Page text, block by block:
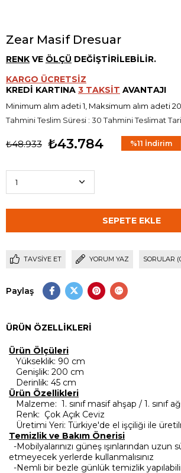
Zear Masif Dresuar
RENK VE ÖLÇÜ DEĞİŞTİRİLEBİLİR.
KARGO ÜCRETSİZ
KREDİ KARTINA 3 TAKSİT AVANTAJI
Minimum alım adeti 1, Maksimum alım adeti 20
Tahmini Teslim Süresi : 30 Tahmini Teslimat
₺48.933 ₺43.784 %11 İndirim
TAVSIYE ET YORUM YAZ SORULAR
Paylaş
ÜRÜN ÖZELLIKLERI
Ürün Ölçüleri
Yükseklik: 90 cm
Genişlik: 200 cm
Derinlik: 45 cm
Ürün Özellikleri
Malzeme: 1. sınıf masif ahşap / 1. sınıf
Renk: Çok Açık Ceviz
Üretimi Yeri: Türkiye'de el işçiliği ile
Temizlik ve Bakım Önerisi
-Mobilyalarınızı güneş ışınlarından uzun
etmeyecek yerlerde kullanmalısınız
-Nemli bir bezle günlük temizlik